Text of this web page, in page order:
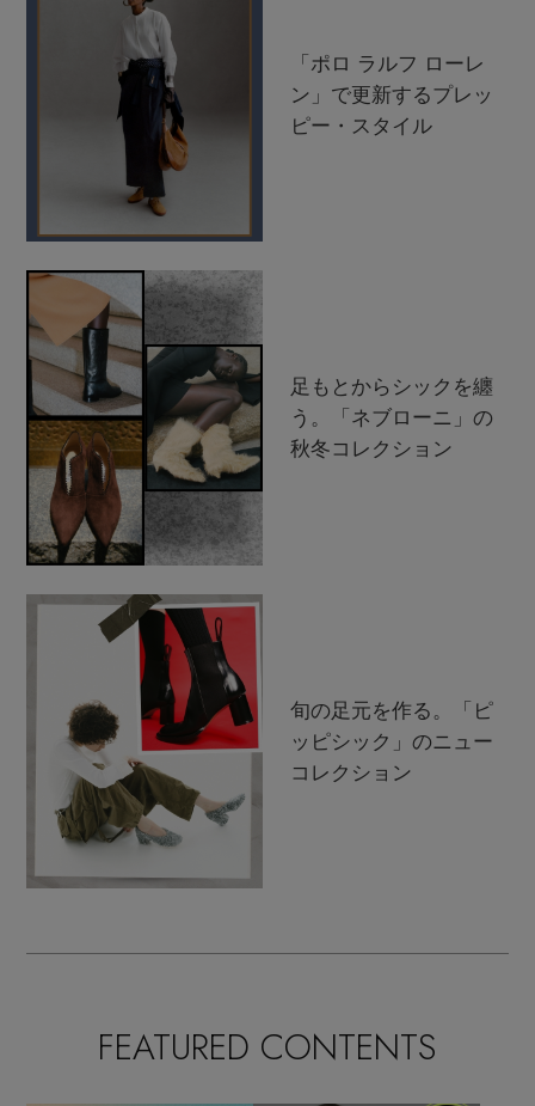
「ポロ ラルフ ローレ
ン」で更新するプレッ
ピー・スタイル
足もとからシックを纏
う。「ネブローニ」の
秋冬コレクション
旬の足元を作る。「ピ
ッピシック」のニュー
コレクション
FEATURED CONTENTS